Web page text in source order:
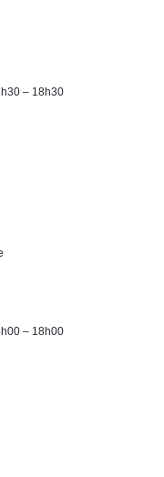
– 18h30
– 18h00